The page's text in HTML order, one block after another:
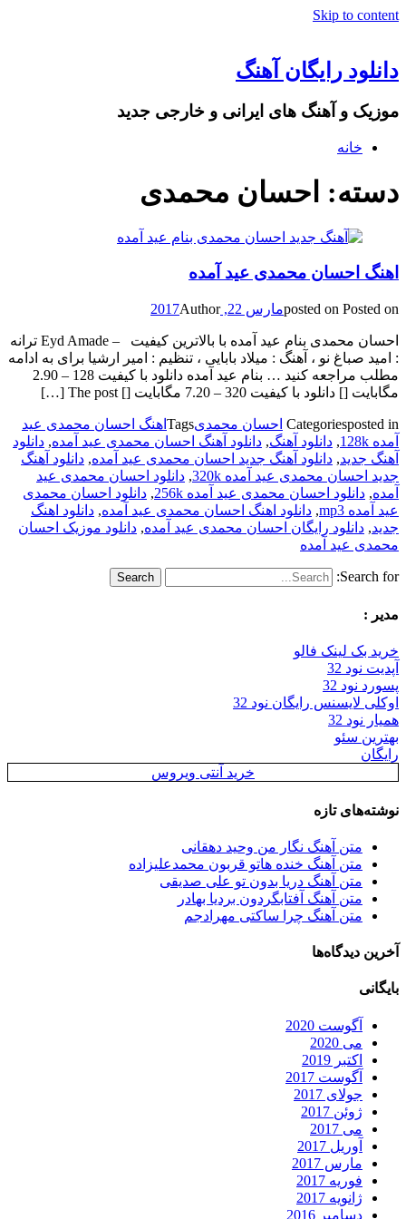
Skip to content
دانلود رایگان آهنگ
موزیک و آهنگ های ایرانی و خارجی جدید
خانه
دسته: احسان محمدی
اهنگ احسان محمدی عید آمده
posted on Posted on مارس 22, 2017 Author
احسان محمدی بنام عید آمده با بالاترین کیفیت – Eyd Amade ترانه
: امید صباغ نو ، آهنگ : میلاد بابایی ، تنظیم : امیر ارشیا برای به ادامه
مطلب مراجعه کنید … بنام عید آمده دانلود با کیفیت 128 – 2.90
مگابایت [] دانلود با کیفیت 320 – 7.20 مگابایت [] The post […]
Categoriesposted in احسان محمدیTags اهنگ احسان محمدی عید
آمده 128k
, دانلود آهنگ, دانلود آهنگ احسان محمدی عید آمده, دانلود
آهنگ جدید, دانلود آهنگ جدید احسان محمدی عید آمده, دانلود آهنگ
جدید احسان محمدی عید آمده 320k
, دانلود احسان محمدی عید
آمده, دانلود احسان محمدی عید آمده 256k , دانلود احسان محمدی
عید آمده mp3
, دانلود اهنگ احسان محمدی عید آمده, دانلود اهنگ
جدید, دانلود رایگان احسان محمدی عید آمده, دانلود موزیک احسان
محمدی عید آمده
Search for:
مدیر :
خرید بک لینک فالو
آپدیت نود 32
پسورد نود 32
اوکلی لایسنس رایگان نود 32
همیار نود 32
بهترین سئو
رایگان
خرید آنتی ویروس
نوشته‌های تازه
متن آهنگ نگار من وحید دهقانی
متن آهنگ خنده هاتو قربون محمدعلیزاده
متن آهنگ دریا بدون تو علی صدیقی
متن آهنگ آفتابگردون بردیا بهادر
متن آهنگ چرا ساکتی مهرادجم
آخرین دیدگاه‌ها
بایگانی
آگوست 2020
می 2020
اکتبر 2019
آگوست 2017
جولای 2017
ژوئن 2017
می 2017
آوریل 2017
مارس 2017
فوریه 2017
ژانویه 2017
دسامبر 2016